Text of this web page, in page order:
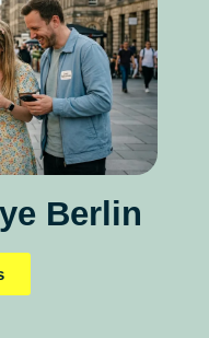
Berlin